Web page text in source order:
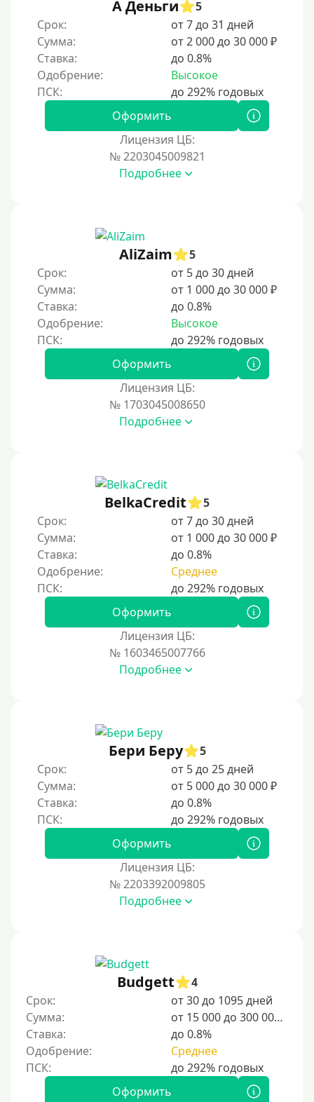
А Деньги
5
Срок:
от 7 до 31 дней
Сумма:
от 2 000 до 30 000 ₽
Ставка:
до 0.8%
Одобрение:
Высокое
Оформить
Лицензия ЦБ:
№ 2203045009821
Подробнее
AliZaim
5
Срок:
от 5 до 30 дней
Сумма:
от 1 000 до 30 000 ₽
Ставка:
до 0.8%
Одобрение:
Высокое
Оформить
Лицензия ЦБ:
№ 1703045008650
Подробнее
BelkaCredit
5
Срок:
от 7 до 30 дней
Сумма:
от 1 000 до 30 000 ₽
Ставка:
до 0.8%
Одобрение:
Среднее
Оформить
Лицензия ЦБ:
№ 1603465007766
Подробнее
Бери Беру
5
Срок:
от 5 до 25 дней
Сумма:
от 5 000 до 30 000 ₽
Ставка:
до 0.8%
Оформить
Лицензия ЦБ:
№ 2203392009805
Подробнее
Budgett
4
Срок:
от 30 до 1095 дней
Сумма:
от 15 000 до 300 000 ₽
Ставка:
до 0.8%
Одобрение:
Среднее
Оформить